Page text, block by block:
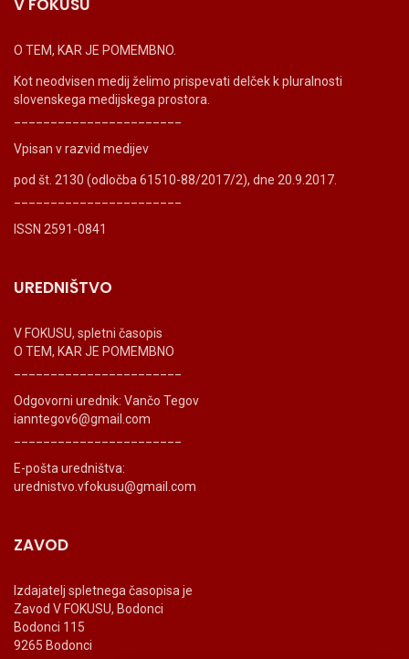
V FOKUSU
O TEM, KAR JE POMEMBNO.
Kot neodvisen medij želimo prispevati delček k pluralnosti
slovenskega medijskega prostora.
Vpisan v razvid medijev
pod št. 2130 (odločba 61510-88/2017/2), dne 20.9.2017.
ISSN 2591-0841
UREDNIŠTVO
V FOKUSU, spletni časopis
O TEM, KAR JE POMEMBNO
Odgovorni urednik: Vančo Tegov
ianntegov6@gmail.com
E-pošta uredništva:
urednistvo.vfokusu@gmail.com
ZAVOD
Izdajatelj spletnega časopisa je
Zavod V FOKUSU, Bodonci
Bodonci 115
9265 Bodonci